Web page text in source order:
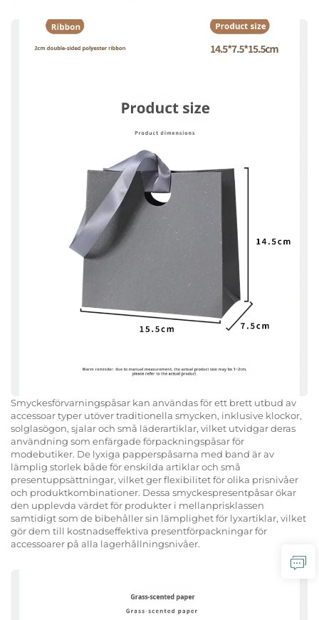
Smyckesförvarningspåsar kan användas för ett brett utbud av
accessoar typer utöver traditionella smycken, inklusive klockor,
solglasögon, sjalar och små läderartiklar, vilket utvidgar deras
användning som enfärgade förpackningspåsar för
modebutiker. De lyxiga papperspåsarna med band är av
lämplig storlek både för enskilda artiklar och små
presentuppsättningar, vilket ger flexibilitet för olika prisnivåer
och produktkombinationer. Dessa smyckespresentpåsar ökar
den upplevda värdet för produkter i mellanprisklassen
samtidigt som de bibehåller sin lämplighet för lyxartiklar, vilket
gör dem till kostnadseffektiva presentförpackningar för
accessoarer på alla lagerhållningsnivåer.